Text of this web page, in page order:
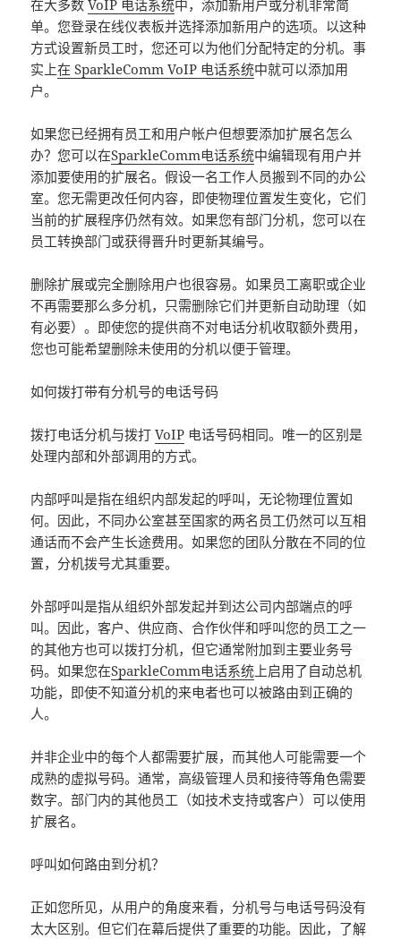
在大多数VoIP 电话系统中，添加新用户或分机非常简
单。您登录在线仪表板并选择添加新用户的选项。以这种
方式设置新员工时，您还可以为他们分配特定的分机。事
实上在 SparkleComm VoIP 电话系统中就可以添加用
户。
如果您已经拥有员工和用户帐户但想要添加扩展名怎么
办？您可以在SparkleComm电话系统中编辑现有用户并
添加要使用的扩展名。假设一名工作人员搬到不同的办公
室。您无需更改任何内容，即使物理位置发生变化，它们
当前的扩展程序仍然有效。如果您有部门分机，您可以在
员工转换部门或获得晋升时更新其编号。
删除扩展或完全删除用户也很容易。如果员工离职或企业
不再需要那么多分机，只需删除它们并更新自动助理（如
有必要）。即使您的提供商不对电话分机收取额外费用，
您也可能希望删除未使用的分机以便于管理。
如何拨打带有分机号的电话号码
拨打电话分机与拨打VoIP 电话号码相同。唯一的区别是
处理内部和外部调用的方式。
内部呼叫是指在组织内部发起的呼叫，无论物理位置如
何。因此，不同办公室甚至国家的两名员工仍然可以互相
通话而不会产生长途费用。如果您的团队分散在不同的位
置，分机拨号尤其重要。
外部呼叫是指从组织外部发起并到达公司内部端点的呼
叫。因此，客户、供应商、合作伙伴和呼叫您的员工之一
的其他方也可以拨打分机，但它通常附加到主要业务号
码。如果您在SparkleComm电话系统 上启用了自动总机
功能，即使不知道分机的来电者也可以被路由到正确的
人。
并非企业中的每个人都需要扩展，而其他人可能需要一个
成熟的虚拟号码。通常，高级管理人员和接待等角色需要
数字。部门内的其他员工（如技术支持或客户）可以使用
扩展名。
呼叫如何路由到分机？
正如您所见，从用户的角度来看，分机号与电话号码没有
太大区别。但它们在幕后提供了重要的功能。因此，了解